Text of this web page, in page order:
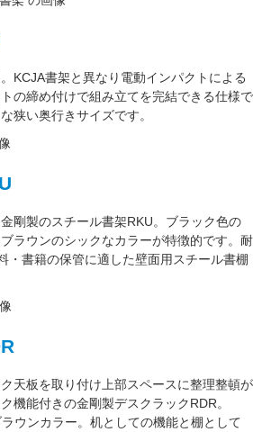
KCJA書架と異なり電動インパクトによる
の締め付けで組み立てを完結できる仕様で
狭い奥行きサイズです。
金剛製のスチール書架RKU。ブラック色の
ラウンのシックなカラーが特徴的です。耐
・書籍の保管に適した壁面用スチール書棚
天板を取り付け上部スペースに整理整頓が
機能付きの金剛製デスクラックRDR。
ウンカラー。 机としての機能と棚として